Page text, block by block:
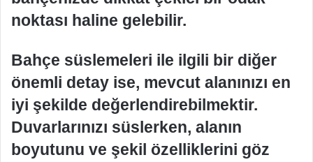
noktası haline gelebilir.
Bahçe süslemeleri ile ilgili bir diğer
önemli detay ise, mevcut alanınızı en
iyi şekilde değerlendirebilmektir.
Duvarlarınızı süslerken, alanın
boyutunu ve şekil özelliklerini göz